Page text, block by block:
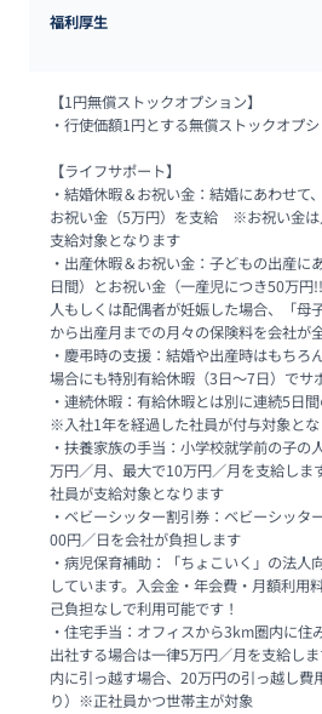
福利厚生
【1円無償ストックオプション】
・行使価額1円とする無償ストックオプ
【ライフサポート】
・結婚休暇＆お祝い金：結婚にあわせて
お祝い金（5万円）を支給　※お祝い金
支給対象となります
・出産休暇＆お祝い金：子どもの出産に
日間）とお祝い金（一産児につき50万
人もしくは配偶者が妊娠した場合、「母
から出産月までの月々の保険料を会社が
・慶弔時の支援：結婚や出産時はもちろ
場合にも特別有給休暇（3日〜7日）でサ
・連続休暇：有給休暇とは別に連続5日
※入社1年を経過した社員が付与対象と
・扶養家族の手当：小学校就学前の子の
万円／月、最大で10万円／月を支給し
社員が支給対象となります
・ベビーシッター割引券：ベビーシッタ
00円／日を会社が負担します
・病児保育補助：「ちょこいく」の法人
しています。入会金・年会費・月額利用
己負担なしで利用可能です！
・住宅手当：オフィスから3km圏内に住
出社する場合は一律5万円／月を支給し
内に引っ越す場合、20万円の引っ越し費
り）※正社員かつ世帯主が対象